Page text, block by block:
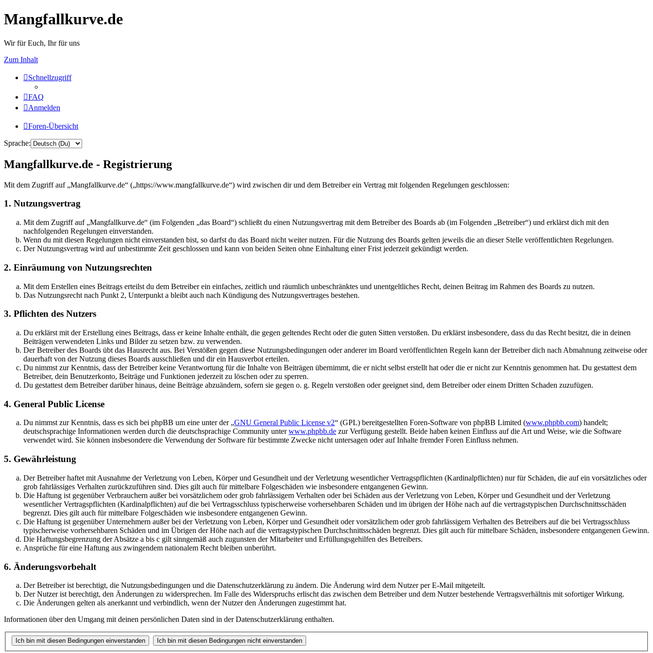
Mangfallkurve.de
Wir für Euch, Ihr für uns
Zum Inhalt
Schnellzugriff
FAQ
Anmelden
Foren-Übersicht
Sprache:
Mangfallkurve.de - Registrierung
Mit dem Zugriff auf „Mangfallkurve.de“ („https://www.mangfallkurve.de“) wird zwischen dir und dem Betreiber ein Vertrag mit folgenden Regelungen geschlossen:
1. Nutzungsvertrag
Mit dem Zugriff auf „Mangfallkurve.de“ (im Folgenden „das Board“) schließt du einen Nutzungsvertrag mit dem Betreiber des Boards ab (im Folgenden „Betreiber“) und erklärst dich mit den
nachfolgenden Regelungen einverstanden.
Wenn du mit diesen Regelungen nicht einverstanden bist, so darfst du das Board nicht weiter nutzen. Für die Nutzung des Boards gelten jeweils die an dieser Stelle veröffentlichten Regelungen.
Der Nutzungsvertrag wird auf unbestimmte Zeit geschlossen und kann von beiden Seiten ohne Einhaltung einer Frist jederzeit gekündigt werden.
2. Einräumung von Nutzungsrechten
Mit dem Erstellen eines Beitrags erteilst du dem Betreiber ein einfaches, zeitlich und räumlich unbeschränktes und unentgeltliches Recht, deinen Beitrag im Rahmen des Boards zu nutzen.
Das Nutzungsrecht nach Punkt 2, Unterpunkt a bleibt auch nach Kündigung des Nutzungsvertrages bestehen.
3. Pflichten des Nutzers
Du erklärst mit der Erstellung eines Beitrags, dass er keine Inhalte enthält, die gegen geltendes Recht oder die guten Sitten verstoßen. Du erklärst insbesondere, dass du das Recht besitzt, die in deinen
Beiträgen verwendeten Links und Bilder zu setzen bzw. zu verwenden.
Der Betreiber des Boards übt das Hausrecht aus. Bei Verstößen gegen diese Nutzungsbedingungen oder anderer im Board veröffentlichten Regeln kann der Betreiber dich nach Abmahnung zeitweise oder
dauerhaft von der Nutzung dieses Boards ausschließen und dir ein Hausverbot erteilen.
Du nimmst zur Kenntnis, dass der Betreiber keine Verantwortung für die Inhalte von Beiträgen übernimmt, die er nicht selbst erstellt hat oder die er nicht zur Kenntnis genommen hat. Du gestattest dem
Betreiber, dein Benutzerkonto, Beiträge und Funktionen jederzeit zu löschen oder zu sperren.
Du gestattest dem Betreiber darüber hinaus, deine Beiträge abzuändern, sofern sie gegen o. g. Regeln verstoßen oder geeignet sind, dem Betreiber oder einem Dritten Schaden zuzufügen.
4. General Public License
Du nimmst zur Kenntnis, dass es sich bei phpBB um eine unter der „GNU General Public License v2“ (GPL) bereitgestellten Foren-Software von phpBB Limited (www.phpbb.com) handelt;
deutschsprachige Informationen werden durch die deutschsprachige Community unterwww.phpbb.de zur Verfügung gestellt. Beide haben keinen Einfluss auf die Art und Weise, wie die Software
verwendet wird. Sie können insbesondere die Verwendung der Software für bestimmte Zwecke nicht untersagen oder auf Inhalte fremder Foren Einfluss nehmen.
5. Gewährleistung
Der Betreiber haftet mit Ausnahme der Verletzung von Leben, Körper und Gesundheit und der Verletzung wesentlicher Vertragspflichten (Kardinalpflichten) nur für Schäden, die auf ein vorsätzliches oder
grob fahrlässiges Verhalten zurückzuführen sind. Dies gilt auch für mittelbare Folgeschäden wie insbesondere entgangenen Gewinn.
Die Haftung ist gegenüber Verbrauchern außer bei vorsätzlichem oder grob fahrlässigem Verhalten oder bei Schäden aus der Verletzung von Leben, Körper und Gesundheit und der Verletzung
wesentlicher Vertragspflichten (Kardinalpflichten) auf die bei Vertragsschluss typischerweise vorhersehbaren Schäden und im übrigen der Höhe nach auf die vertragstypischen Durchschnittsschäden
begrenzt. Dies gilt auch für mittelbare Folgeschäden wie insbesondere entgangenen Gewinn.
Die Haftung ist gegenüber Unternehmern außer bei der Verletzung von Leben, Körper und Gesundheit oder vorsätzlichem oder grob fahrlässigem Verhalten des Betreibers auf die bei Vertragsschluss
typischerweise vorhersehbaren Schäden und im Übrigen der Höhe nach auf die vertragstypischen Durchschnittsschäden begrenzt. Dies gilt auch für mittelbare Schäden, insbesondere entgangenen Gewinn.
Die Haftungsbegrenzung der Absätze a bis c gilt sinngemäß auch zugunsten der Mitarbeiter und Erfüllungsgehilfen des Betreibers.
Ansprüche für eine Haftung aus zwingendem nationalem Recht bleiben unberührt.
6. Änderungsvorbehalt
Der Betreiber ist berechtigt, die Nutzungsbedingungen und die Datenschutzerklärung zu ändern. Die Änderung wird dem Nutzer per E-Mail mitgeteilt.
Der Nutzer ist berechtigt, den Änderungen zu widersprechen. Im Falle des Widerspruchs erlischt das zwischen dem Betreiber und dem Nutzer bestehende Vertragsverhältnis mit sofortiger Wirkung.
Die Änderungen gelten als anerkannt und verbindlich, wenn der Nutzer den Änderungen zugestimmt hat.
Informationen über den Umgang mit deinen persönlichen Daten sind in der Datenschutzerklärung enthalten.